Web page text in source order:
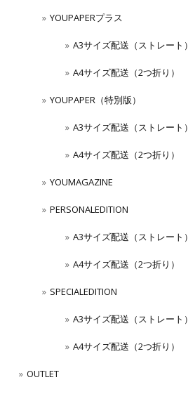
YOUPAPERプラス
A3サイズ配送（ストレート）
A4サイズ配送（2つ折り）
YOUPAPER（特別版）
A3サイズ配送（ストレート）
A4サイズ配送（2つ折り）
YOUMAGAZINE
PERSONALEDITION
A3サイズ配送（ストレート）
A4サイズ配送（2つ折り）
SPECIALEDITION
A3サイズ配送（ストレート）
A4サイズ配送（2つ折り）
OUTLET